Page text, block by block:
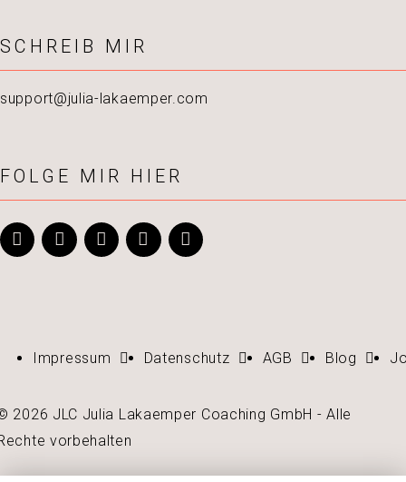
SCHREIB MIR
support@julia-lakaemper.com
FOLGE MIR HIER
Impressum Datenschutz AGB Blog
2026 JLC Julia Lakaemper Coaching GmbH - Alle
vorbehalten